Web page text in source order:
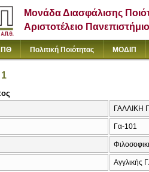
Μονάδα Διασφάλισης
Αριστοτέλειο
Πολιτική Ποιότητας ΜΟΔΙΠ
ΓΑΛΛΙΚΗ
Γα-101
Αγγλικής